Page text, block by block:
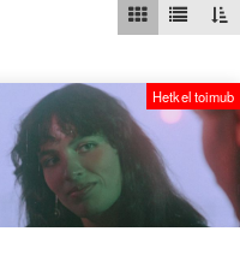
Hetkel toimub